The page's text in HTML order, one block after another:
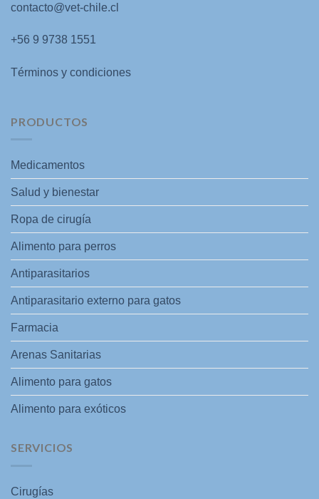
contacto@vet-chile.cl
+56 9 9738 1551
Términos y condiciones
PRODUCTOS
Medicamentos
Salud y bienestar
Ropa de cirugía
Alimento para perros
Antiparasitarios
Antiparasitario externo para gatos
Farmacia
Arenas Sanitarias
Alimento para gatos
Alimento para exóticos
SERVICIOS
Cirugías